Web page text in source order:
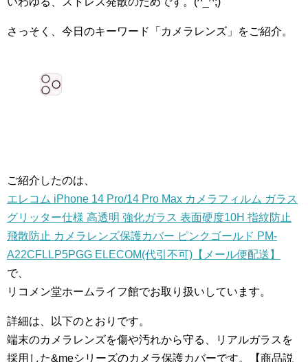
さっそく、今日のキーワード「カメラレンズ」をご紹介。
ご紹介したのは、
エレコム iPhone 14 Pro/14 Pro Max カメラフィルム ガラス
グリッター仕様 高透明 強化ガラス 表面硬度10H 指紋防止
飛散防止 カメラレンズ保護カバー ピンクゴールド PM-
A22CFLLP5PGG ELECOM(代引不可)【メール便配送】
で、
リコメン堂ホームライフ館でお取り扱いしています。
詳細は、以下のとおりです。
端末のカメラレンズを傷や汚れから守る、リアルガラスを
採用した&meシリーズのカメラ保護カバーです。【商品説